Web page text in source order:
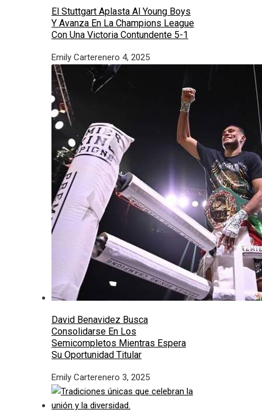
El Stuttgart Aplasta Al Young Boys
Y Avanza En La Champions League
Con Una Victoria Contundente 5-1
Emily Carterenero 4, 2025
David Benavidez Busca
Consolidarse En Los
Semicompletos Mientras Espera
Su Oportunidad Titular
Emily Carterenero 3, 2025